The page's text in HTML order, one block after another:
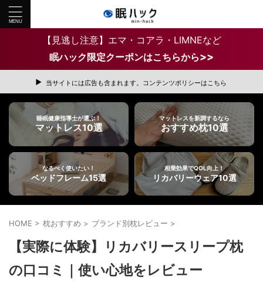
【見逃し注意】エマ・コアラ・LIMNEなど
眠ハック限定クーポンはこちらから>>
当サイトには広告も含まれます。コンテンツポリシーはこちら
睡眠健康指導士が選ぶ！
マットレス10選
マットレスを新調するなら
おすすめ枕10選
なるべく使いたい！
ベッドフレーム15選
相乗効果でQOL向上！
リカバリーウェア10選
HOME > 枕おすすめ > ブランド別枕レビュー >
【実際に体験】リカバリースリープ枕
の口コミ｜使い心地をレビュー